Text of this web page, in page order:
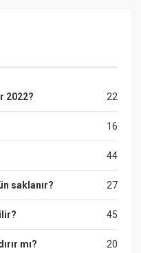
22
2022?
16
44
27
saklanır?
45
20
mı?